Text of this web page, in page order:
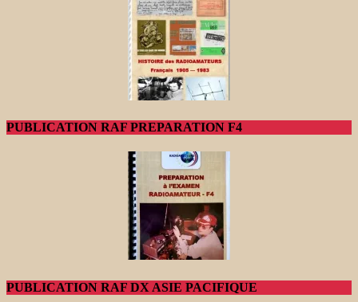
PUBLICATION RAF PREPARATION F4
PUBLICATION RAF DX ASIE PACIFIQUE